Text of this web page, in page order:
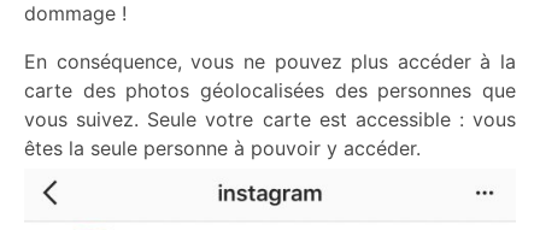
dommage !
En conséquence, vous ne pouvez plus accéder à la
carte des photos géolocalisées des personnes que
vous suivez. Seule votre carte est accessible : vous
êtes la seule personne à pouvoir y accéder.